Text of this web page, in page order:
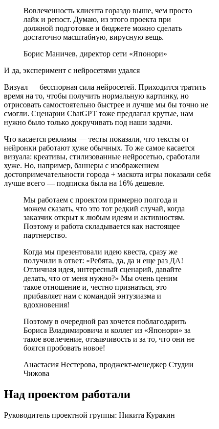
Вовлеченность клиента гораздо выше, чем просто
лайк и репост. Думаю, из этого проекта при
должной подготовке и бюджете можно сделать
достаточно масштабную, вирусную вещь.
Борис Маничев, директор сети «Японори»
И да, эксперимент с нейросетями удался
Визуал — бесспорная сила нейросетей. Приходится тратить
время на то, чтобы получить нормальную картинку, но
отрисовать самостоятельно быстрее и лучше мы бы точно не
смогли. Сценарии ChatGPT тоже предлагал крутые, нам
нужно было только докручивать под наши задачи.
Что касается рекламы — тесты показали, что тексты от
нейронки работают хуже обычных. То же самое касается
визуала: креативы, стилизованные нейросетью, сработали
хуже. Но, например, баннеры с изображением
достопримечательности города + маскота игры показали себя
лучше всего — подписка была на 16% дешевле.
Мы работаем с проектом примерно полгода и
можем сказать, что это тот редкий случай, когда
заказчик открыт к любым идеям и активностям.
Поэтому и работа складывается как настоящее
партнерство.
Когда мы презентовали идею квеста, сразу же
получили в ответ: «Ребята, да, да и еще раз ДА!
Отличная идея, интересный сценарий, давайте
делать, что от меня нужно?» Мы очень ценим
такое отношение и, честно признаться, это
прибавляет нам с командой энтузиазма и
вдохновения!
Поэтому в очередной раз хочется поблагодарить
Бориса Владимировича и коллег из «Японори» за
такое вовлечение, отзывчивость и за то, что они не
боятся пробовать новое!
Анастасия Нестерова, проджект-менеджер Студии
Чижова
Над проектом работали
Руководитель проектной группы: Никита Куракин